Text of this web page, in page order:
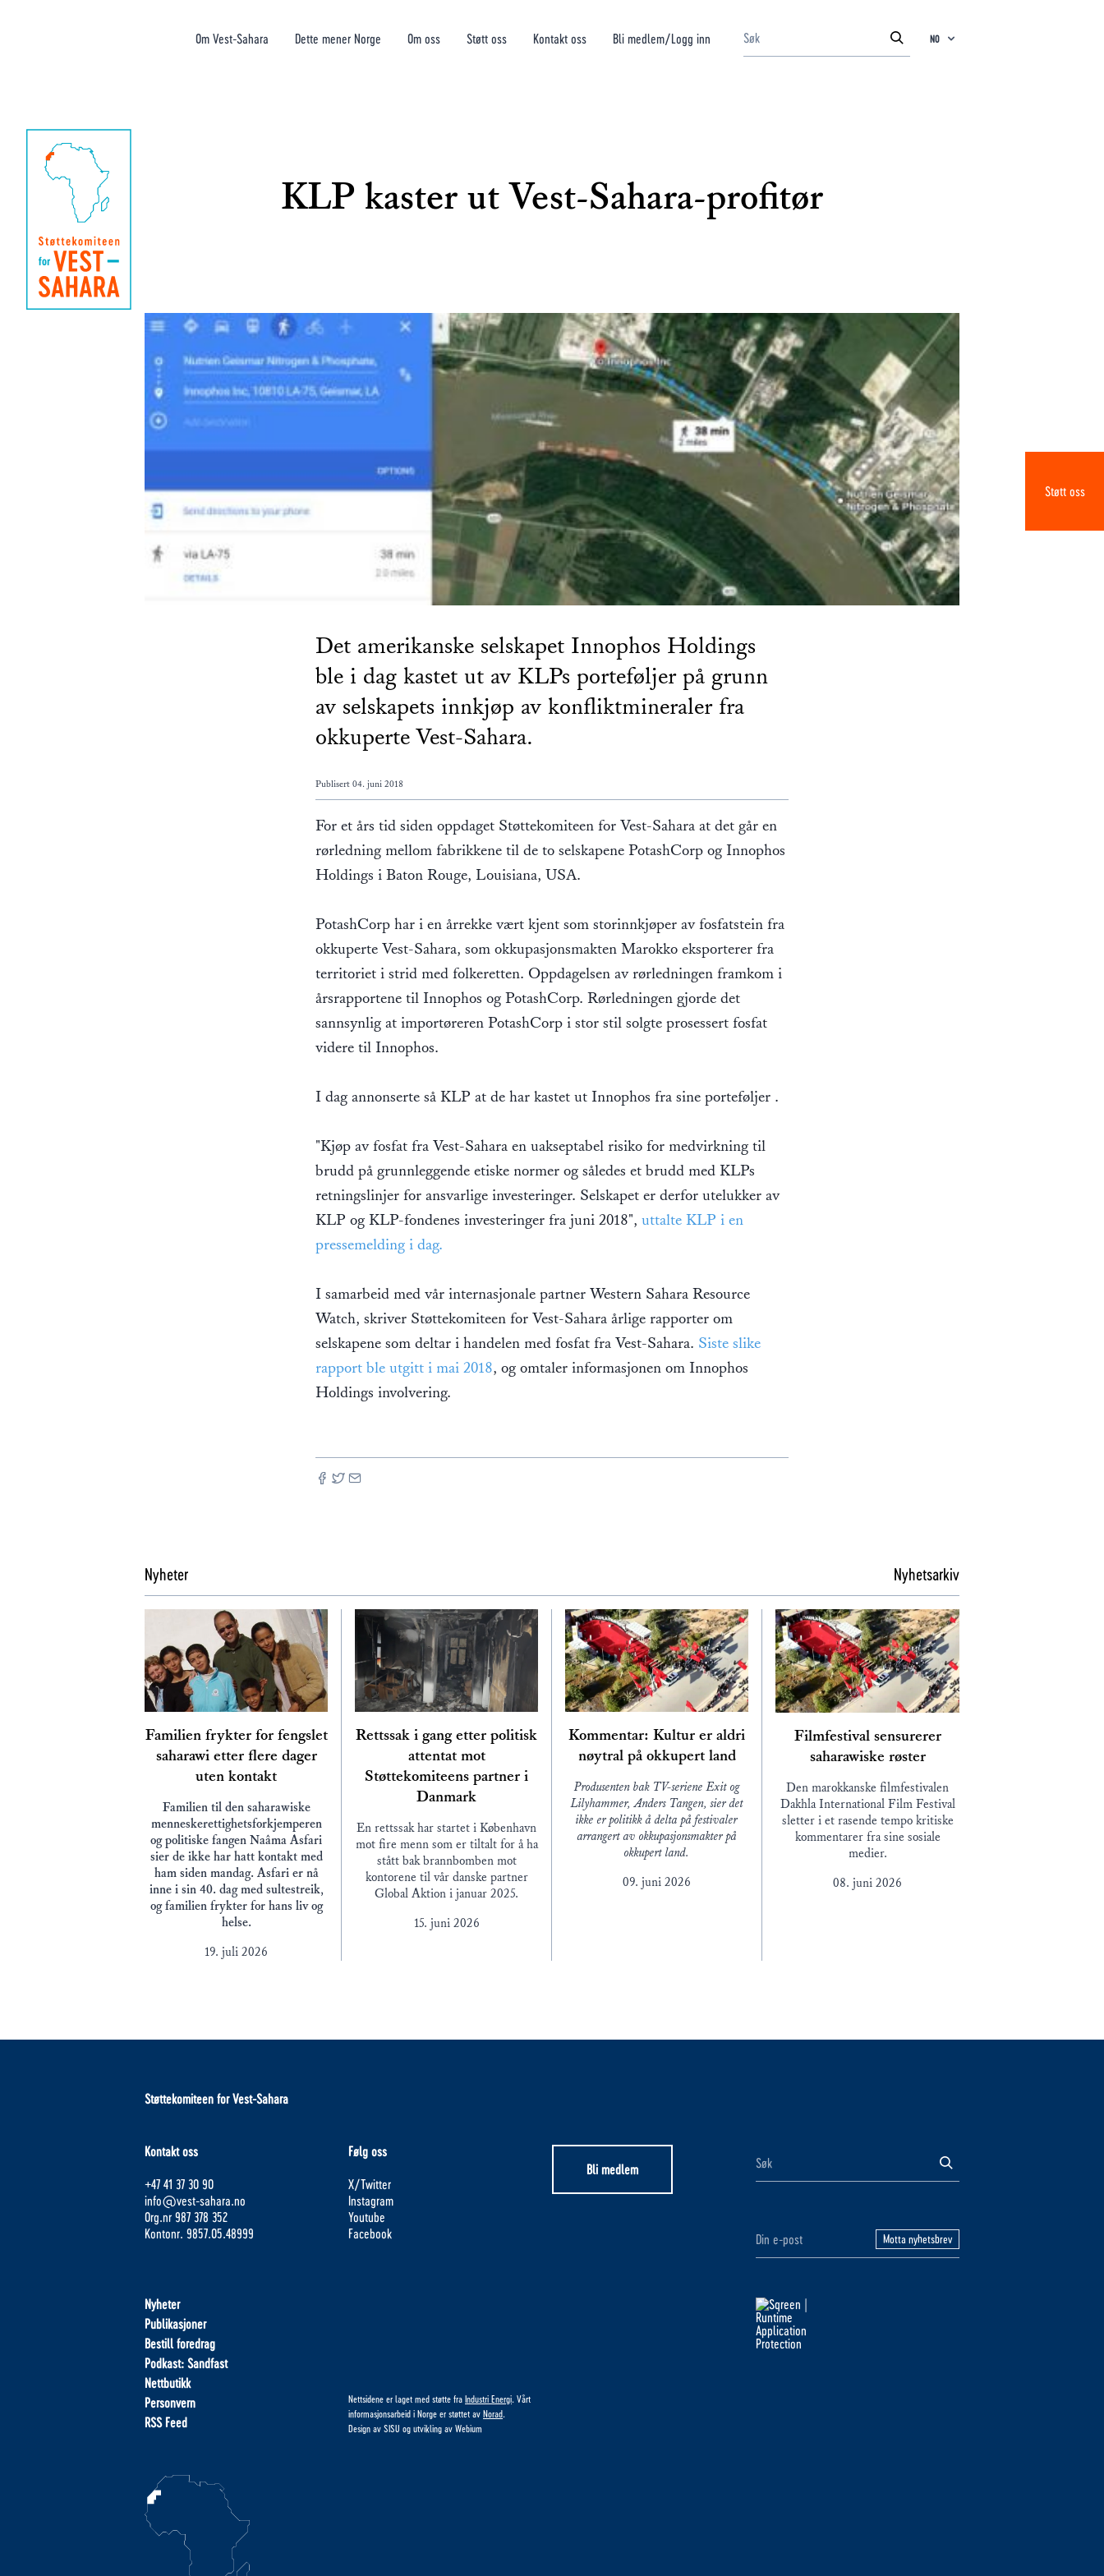
Støtt oss
Om Vest-Sahara Dette mener Norge Om oss Støtt oss Kontakt oss Bli medlem/Logg inn NO
KLP kaster ut Vest-Sahara-profitør
Det amerikanske selskapet Innophos Holdings
ble i dag kastet ut av KLPs porteføljer på grunn
av selskapets innkjøp av konfliktmineraler fra
okkuperte Vest-Sahara.
Publisert 04. juni 2018
For et års tid siden oppdaget Støttekomiteen for Vest-Sahara at det går en
rørledning mellom fabrikkene til de to selskapene PotashCorp og Innophos
Holdings i Baton Rouge, Louisiana, USA.
PotashCorp har i en årrekke vært kjent som storinnkjøper av fosfatstein fra
okkuperte Vest-Sahara, som okkupasjonsmakten Marokko eksporterer fra
territoriet i strid med folkeretten. Oppdagelsen av rørledningen framkom i
årsrapportene til Innophos og PotashCorp. Rørledningen gjorde det
sannsynlig at importøreren PotashCorp i stor stil solgte prosessert fosfat
videre til Innophos.
I dag annonserte så KLP at de har kastet ut Innophos fra sine porteføljer .
"Kjøp av fosfat fra Vest-Sahara en uakseptabel risiko for medvirkning til
brudd på grunnleggende etiske normer og således et brudd med KLPs
retningslinjer for ansvarlige investeringer. Selskapet er derfor utelukker av
KLP og KLP-fondenes investeringer fra juni 2018", uttalte KLP i en
pressemelding i dag.
I samarbeid med vår internasjonale partner Western Sahara Resource
Watch, skriver Støttekomiteen for Vest-Sahara årlige rapporter om
selskapene som deltar i handelen med fosfat fra Vest-Sahara. Siste slike
rapport ble utgitt i mai 2018, og omtaler informasjonen om Innophos
Holdings involvering.
Nyheter Nyhetsarkiv
Familien frykter for fengslet
saharawi etter flere dager
uten kontakt
Familien til den saharawiske
menneskerettighetsforkjemperen
og politiske fangen Naâma Asfari
sier de ikke har hatt kontakt med
ham siden mandag. Asfari er nå
inne i sin 40. dag med sultestreik,
og familien frykter for hans liv og
helse.
19. juli 2026
Rettssak i gang etter politisk
attentat mot
Støttekomiteens partner i
Danmark
En rettssak har startet i København
mot fire menn som er tiltalt for å ha
stått bak brannbomben mot
kontorene til vår danske partner
Global Aktion i januar 2025.
15. juni 2026
Kommentar: Kultur er aldri
nøytral på okkupert land
Produsenten bak TV-seriene Exit og
Lilyhammer, Anders Tangen, sier det
ikke er politikk å delta på festivaler
arrangert av okkupasjonsmakter på
okkupert land.
09. juni 2026
Filmfestival sensurerer
saharawiske røster
Den marokkanske filmfestivalen
Dakhla International Film Festival
sletter i et rasende tempo kritiske
kommentarer fra sine sosiale
medier.
08. juni 2026
Støttekomiteen for Vest-Sahara
Kontakt oss
+47 41 37 30 90
info@vest-sahara.no
Org.nr 987 378 352
Kontonr. 9857.05.48999
Følg oss
X/Twitter
Instagram
Youtube
Facebook
Bli medlem
Motta nyhetsbrev
Nyheter
Publikasjoner
Bestill foredrag
Podkast: Sandfast
Nettbutikk
Personvern
RSS Feed
Nettsidene er laget med støtte fra Industri Energi. Vårt
informasjonsarbeid i Norge er støttet av Norad.
Design av SISU og utvikling av Webium